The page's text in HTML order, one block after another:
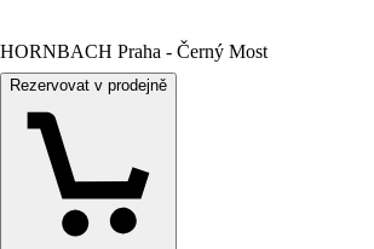
HORNBACH Praha - Černý Most
Rezervovat v prodejně